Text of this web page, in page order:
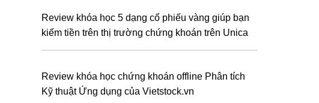
Review khóa học 5 dạng cổ phiếu vàng giúp bạn
kiếm tiền trên thị trường chứng khoán trên Unica
Review khóa học chứng khoán offline Phân tích
Kỹ thuật Ứng dụng của Vietstock.vn